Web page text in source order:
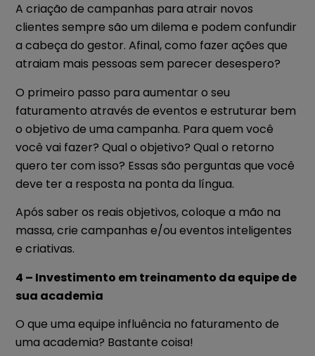
A criação de campanhas para atrair novos
clientes sempre são um dilema e podem confundir
a cabeça do gestor. Afinal, como fazer ações que
atraiam mais pessoas sem parecer desespero?
O primeiro passo para aumentar o seu
faturamento através de eventos e estruturar bem
o objetivo de uma campanha. Para quem você
você vai fazer? Qual o objetivo? Qual o retorno
quero ter com isso? Essas são perguntas que você
deve ter a resposta na ponta da língua.
Após saber os reais objetivos, coloque a mão na
massa, crie campanhas e/ou eventos inteligentes
e criativas.
4 – Investimento em treinamento da equipe de
sua academia
O que uma equipe influência no faturamento de
uma academia? Bastante coisa!